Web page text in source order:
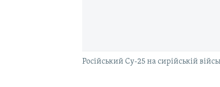
Російський Су-25 на сирійській